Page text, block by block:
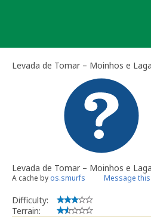
Levada de Tomar – Moinhos e
Levada de Tomar – Moinhos e
A cache by os.smurfs Message
Difficulty:
Terrain: